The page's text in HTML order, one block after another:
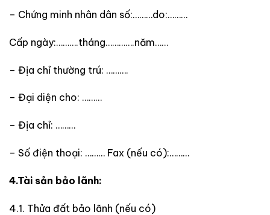
– Chứng minh nhân dân số:………do:………
Cấp ngày:……….tháng………….năm……
– Địa chỉ thường trú: ……….
– Đại diện cho: ………
– Địa chỉ: ………
– Số điện thoại: ……… Fax (nếu có):………
4.Tài sản bảo lãnh:
4.1. Thửa đất bảo lãnh (nếu có)